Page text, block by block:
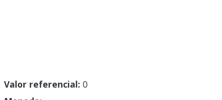
Valor referencial: 0